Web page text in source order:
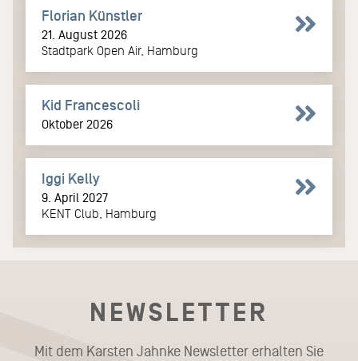
Florian Künstler
21. August 2026
Stadtpark Open Air, Hamburg
Kid Francescoli
Oktober 2026
Iggi Kelly
9. April 2027
KENT Club, Hamburg
NEWSLETTER
Mit dem Karsten Jahnke Newsletter erhalten Sie